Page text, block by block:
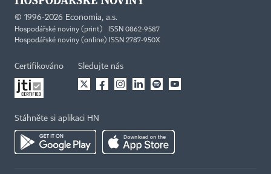
© 1996-2026 Economia, a.s.
Hospodářské noviny (print) ISSN 0862-9587
Hospodářské noviny (online) ISSN 2787-950X
Certifikováno Sledujte nás
Stáhněte si aplikaci HN